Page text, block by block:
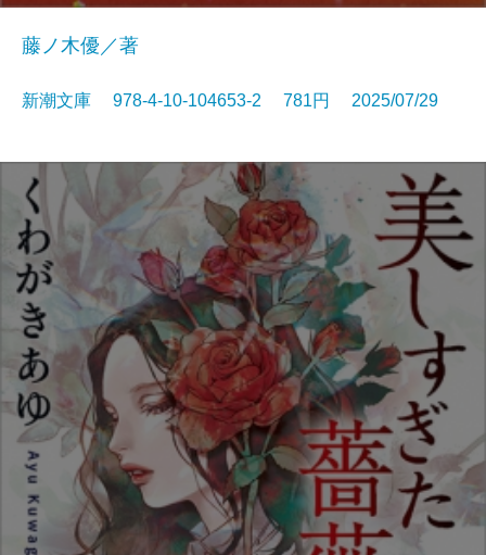
藤ノ木優／著
新潮文庫 978-4-10-104653-2 781円 2025/07/29